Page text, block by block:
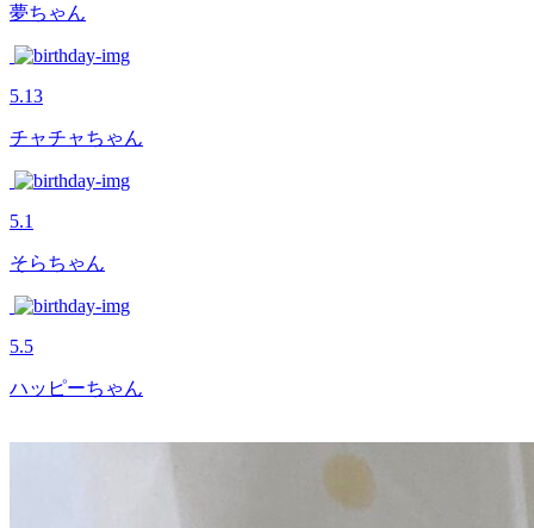
夢ちゃん
5.13
チャチャちゃん
5.1
そらちゃん
5.5
ハッピーちゃん